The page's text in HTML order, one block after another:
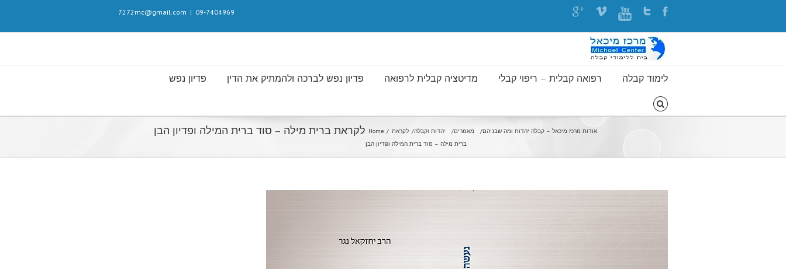
09-7404969
|
7272mc@gmail.com
לימוד קבלה רפואה קבלית – ריפוי קבלי מדיטציה קבלית לרפואה פדיון נפש לברכה ולהמתיק את הדין פדיון נפש
לקראת ברית מילה – סוד ברית המילה ופדיון הבן Home אודות מרכז מיכאל – קבלה יהדות ומה שבניהם מאמרים יהדות וקבלה
לקראת
ברית מילה – סוד ברית המילה ופדיון הבן